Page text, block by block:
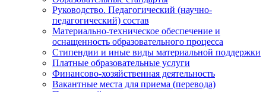
Руководство. Педагогический (научно-
педагогический) состав
Материально-техническое обеспечение и
оснащенность образовательного процесса
Стипендии и иные виды материальной поддержки
Платные образовательные услуги
Финансово-хозяйственная деятельность
Вакантные места для приема (перевода)